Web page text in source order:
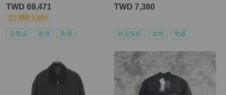
TWD 69,471
現折 2,000
全新品 香港 免運
TWD 7,380
狀況良好 本地 免運